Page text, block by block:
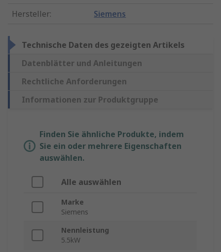
Hersteller: Siemens
Technische Daten des gezeigten Artikels
Datenblätter und Anleitungen
Rechtliche Anforderungen
Informationen zur Produktgruppe
Finden Sie ähnliche Produkte, indem
Sie ein oder mehrere Eigenschaften
auswählen.
Alle auswählen
Marke
Siemens
Nennleistung
5.5kW